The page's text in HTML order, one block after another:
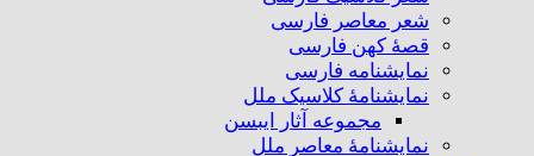
شعر معاصر فارسی
قصهٔ کهن فارسی
نمایشنامه فارسی
نمایشنامهٔ کلاسیک ملل
مجموعه آثار ایبسن
نمایشنامهٔ معاصر ملل